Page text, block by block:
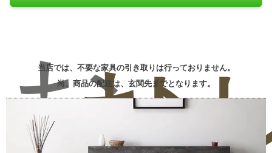
おおレ
当店では、不要な家具の引き取りは行っておりません。
尚、商品の配送は、玄関先までとなります。